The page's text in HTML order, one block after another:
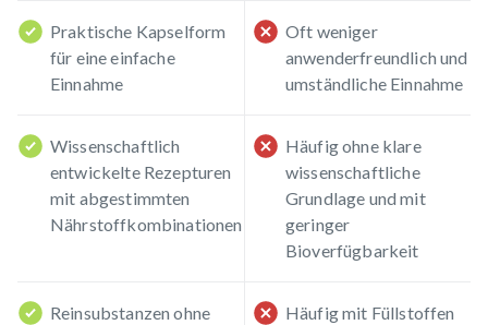
Praktische Kapselform
für eine einfache
Einnahme
Oft weniger
anwenderfreundlich und
umständliche Einnahme
Wissenschaftlich
entwickelte Rezepturen
mit abgestimmten
Nährstoffkombinationen
Häufig ohne klare
wissenschaftliche
Grundlage und mit
geringer
Bioverfügbarkeit
Reinsubstanzen ohne
Häufig mit Füllstoffen